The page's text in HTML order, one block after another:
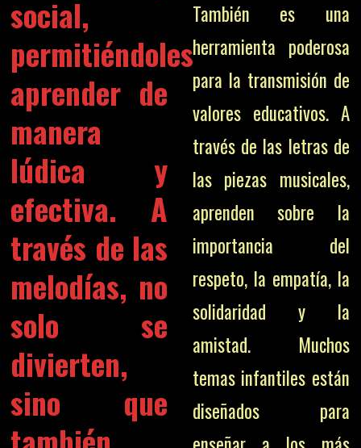
social,
permitiéndoles
aprender de
manera
lúdica y
efectiva. A
través de las
melodías, no
solo se
divierten,
sino que
También es una
herramienta poderosa
para la transmisión de
valores educativos. A
través de las letras de
las piezas musicales,
aprenden sobre la
importancia del
respeto, la empatía, la
solidaridad y la
amistad. Muchos
temas infantiles están
diseñados para